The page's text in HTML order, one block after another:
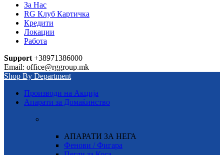
За Нас
RG Клуб Картичка
Кредити
Локации
Работа
Support +38971386000
Email: office@rggroup.mk
Shop By Department
Производи на Акција
Апарати за Домаќинство
АПАРАТИ ЗА НЕГА
Фенови / Фигара